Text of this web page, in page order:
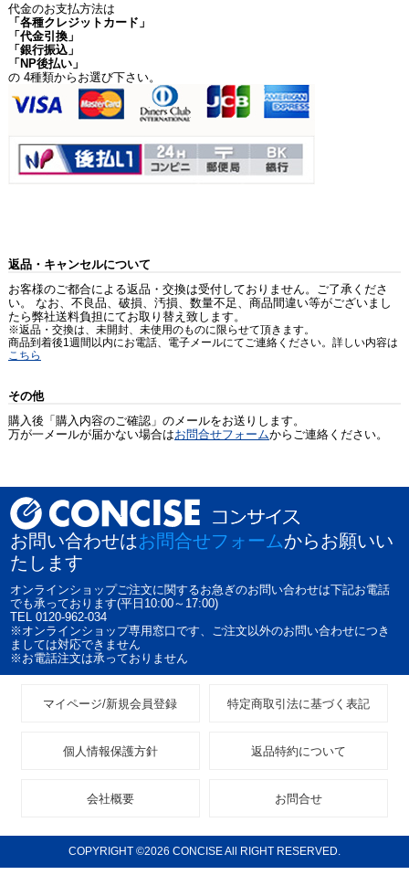
代金のお支払方法は
「各種クレジットカード」
「代金引換」
「銀行振込」
「NP後払い」
の 4種類からお選び下さい。
返品・キャンセルについて
お客様のご都合による返品・交換は受付しておりません。ご了承くださ
い。 なお、不良品、破損、汚損、数量不足、商品間違い等がございまし
たら弊社送料負担にてお取り替え致します。
※返品・交換は、未開封、未使用のものに限らせて頂きます。
商品到着後1週間以内にお電話、電子メールにてご連絡ください。詳しい内容は
こちら
その他
購入後「購入内容のご確認」のメールをお送りします。
万が一メールが届かない場合はお問合せフォームからご連絡ください。
お問い合わせはお問合せフォームからお願いい
たします
オンラインショップご注文に関するお急ぎのお問い合わせは下記お電話
でも承っております(平日10:00～17:00)
TEL 0120-962-034
※オンラインショップ専用窓口です、ご注文以外のお問い合わせにつき
ましては対応できません
※お電話注文は承っておりません
マイページ/新規会員登録 特定商取引法に基づく表記
個人情報保護方針 返品特約について
会社概要 お問合せ
COPYRIGHT ©2026 CONCISE All RIGHT RESERVED.